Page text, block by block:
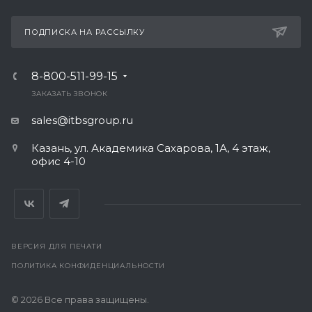
ПОДПИСКА НА РАССЫЛКУ
8-800-511-99-15
ЗАКАЗАТЬ ЗВОНОК
sales@itbsgroup.ru
Казань, ул. Академика Сахарова, 1А, 4 этаж,
офис 4-10
ВЕРСИЯ ДЛЯ ПЕЧАТИ
ПОЛИТИКА КОНФИДЕНЦИАЛЬНОСТИ
© 2026 Все права защищены.